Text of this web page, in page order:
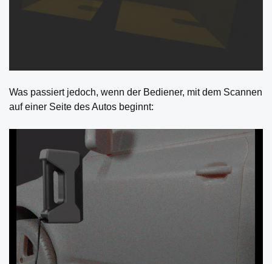
Was passiert jedoch, wenn der Bediener, mit dem Scannen
auf einer Seite des Autos beginnt: